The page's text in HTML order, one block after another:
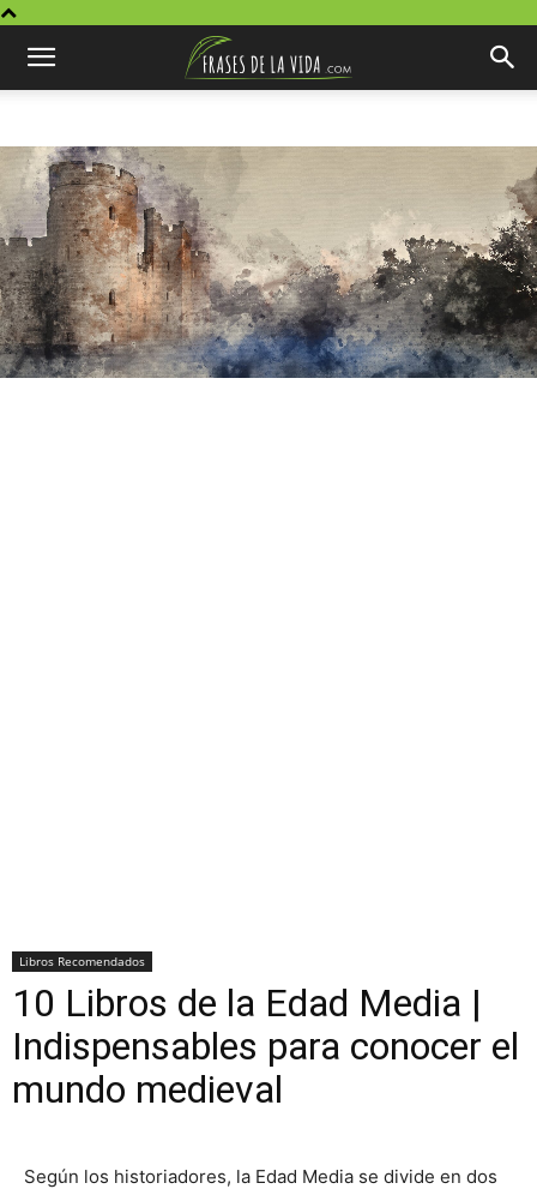
Libros Recomendados
10 Libros de la Edad Media |
Indispensables para conocer el
mundo medieval
Según los historiadores, la Edad Media se divide en dos